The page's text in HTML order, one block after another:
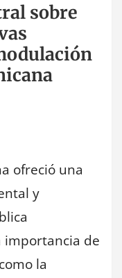
sobre
ofreció una
y
importancia de
la